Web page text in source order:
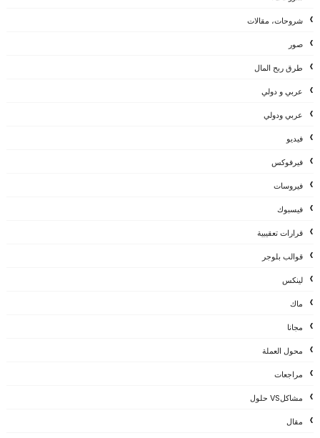
شروحات، مقالات
صور
طرق ربح المال
عربي و دولي
عربي ودولي
فيديو
فيرفوكس
فيروسات
فيسبوك
قرارات تعقيبية
قوالب بلوجر
لينكس
ماك
مجانا
محول العملة
مراجعات
مشاكلVS حلول
مقال